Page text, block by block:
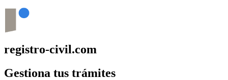
registro-civil.com
Gestiona tus trámites